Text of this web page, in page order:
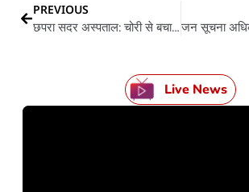
PREVIOUS
छपरा सदर अस्पताल: चोरी से बचावे ला पुलिसकर्मी अपना बाइक में हथकड़ी लॉक लगवले, वीडियो भइल वायरल
Live News